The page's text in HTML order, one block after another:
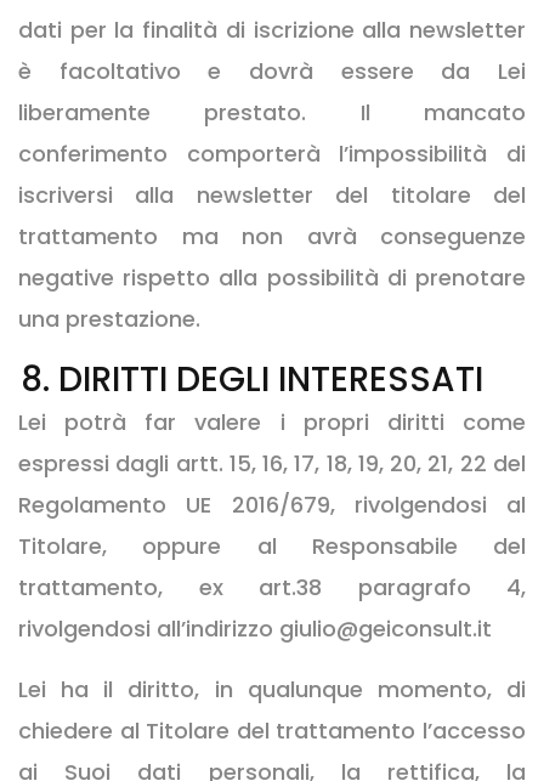
dati per la finalità di iscrizione alla newsletter
è facoltativo e dovrà essere da Lei
liberamente prestato. Il mancato
conferimento comporterà l’impossibilità di
iscriversi alla newsletter del titolare del
trattamento ma non avrà conseguenze
negative rispetto alla possibilità di prenotare
una prestazione.
8. DIRITTI DEGLI INTERESSATI
Lei potrà far valere i propri diritti come
espressi dagli artt. 15, 16, 17, 18, 19, 20, 21, 22 del
Regolamento UE 2016/679, rivolgendosi al
Titolare, oppure al Responsabile del
trattamento, ex art.38 paragrafo 4,
rivolgendosi all’indirizzo giulio@geiconsult.it
Lei ha il diritto, in qualunque momento, di
chiedere al Titolare del trattamento l’accesso
ai Suoi dati personali, la rettifica, la